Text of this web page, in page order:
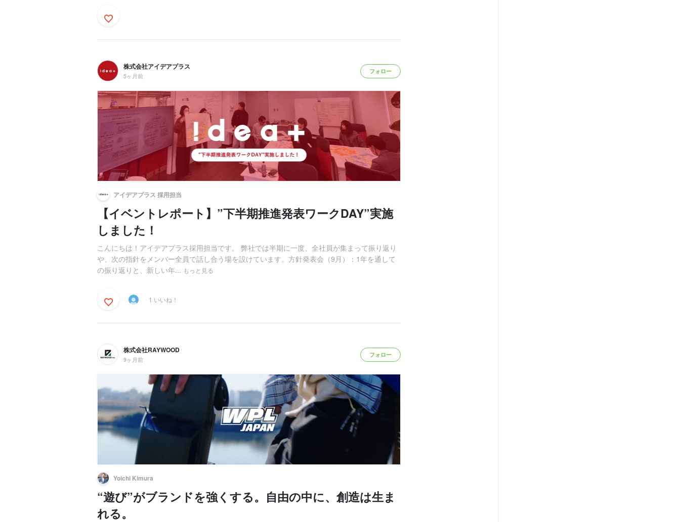
株式会社アイデアプラス
5ヶ月前
フォロー
アイデアプラス 採用担当
【イベントレポート】”下半期推進発表ワークDAY”実施
しました！
こんにちは！アイデアプラス採用担当です。 弊社では半期に一度、全社員が集まって振り返り
や、次の指針をメンバー全員で話し合う場を設けています。方針発表会（9月）：1年を通して
の振り返りと、新しい年... もっと見る
1 いいね！
株式会社RAYWOOD
9ヶ月前
フォロー
Yoichi Kimura
“遊び”がブランドを強くする。自由の中に、創造は生ま
れる。